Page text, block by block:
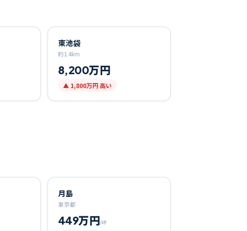
東池袋
約1.4km
8,200万円
▲ 1,800万円 高い
月島
東京都
449万円/坪